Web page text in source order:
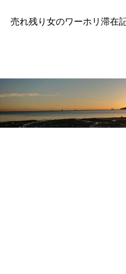
キ
プ
売れ残り女のワーホリ滞